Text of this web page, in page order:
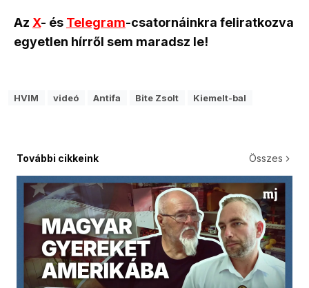
Az X- és Telegram-csatornáinkra feliratkozva
egyetlen hírről sem maradsz le!
HVIM videó Antifa Bite Zsolt Kiemelt-bal
További cikkeink Összes